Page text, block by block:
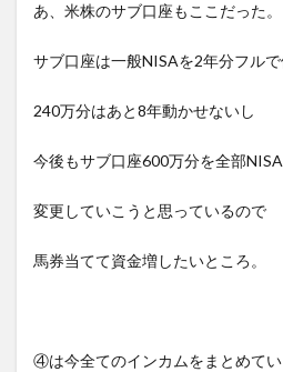
あ、米株のサブ口座もここだった。
サブ口座は一般NISAを2年分フル
240万分はあと8年動かせないし
今後もサブ口座600万分を全部
変更していこうと思っているので
馬券当てて資金増したいところ。
④は今全てのインカムをまとめてい